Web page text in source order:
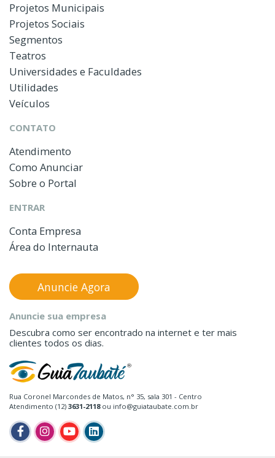
Projetos Municipais
Projetos Sociais
Segmentos
Teatros
Universidades e Faculdades
Utilidades
Veículos
CONTATO
Atendimento
Como Anunciar
Sobre o Portal
ENTRAR
Conta Empresa
Área do Internauta
Rua Coronel Marcondes de Matos, n° 35, sala 301 - Centro
Atendimento (12) 3631-2118ou info@guiataubate.com.br
Anuncie sua empresa
Descubra como ser encontrado na internet e ter mais
clientes todos os dias.
Anuncie Agora